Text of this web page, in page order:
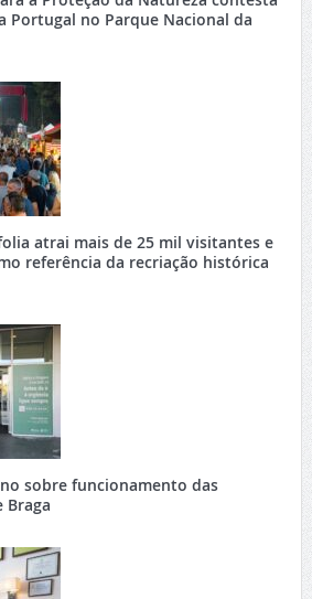
Portugal no Parque Nacional da
atrai mais de 25 mil visitantes e
referência da recriação histórica
sobre funcionamento das
Braga